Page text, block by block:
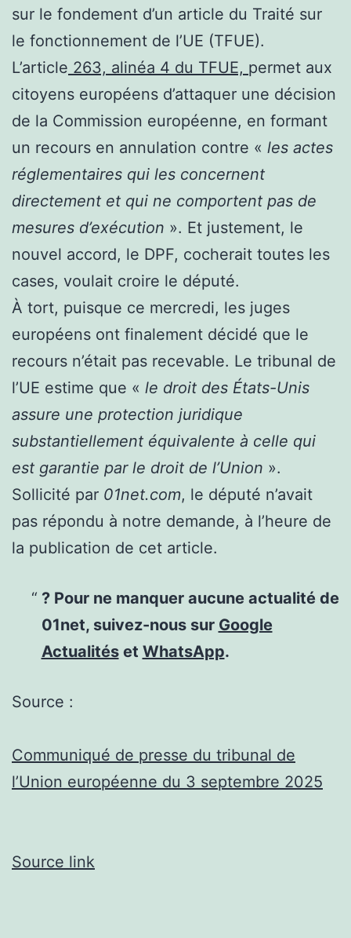
sur le fondement d’un article du Traité sur
le fonctionnement de l’UE (TFUE).
L’article 263, alinéa 4 du TFUE, permet aux
citoyens européens d’attaquer une décision
de la Commission européenne, en formant
un recours en annulation contre « les actes
réglementaires qui les concernent
directement et qui ne comportent pas de
mesures d’exécution ». Et justement, le
nouvel accord, le DPF, cocherait toutes les
cases, voulait croire le député.
À tort, puisque ce mercredi, les juges
européens ont finalement décidé que le
recours n’était pas recevable. Le tribunal de
l’UE estime que « le droit des États-Unis
assure une protection juridique
substantiellement équivalente à celle qui
est garantie par le droit de l’Union ».
Sollicité par 01net.com, le député n’avait
pas répondu à notre demande, à l’heure de
la publication de cet article.
? Pour ne manquer aucune actualité de
01net, suivez-nous sur Google
Actualitéset WhatsApp.
Source :
Communiqué de presse du tribunal de
l’Union européenne du 3 septembre 2025
Source link